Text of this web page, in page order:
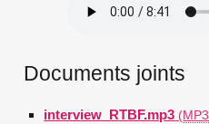
Documents joints
interview_RTBF.mp3 (MP3